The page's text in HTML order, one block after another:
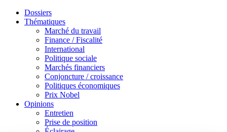
Dossiers
Thématiques
Marché du travail
Finance / Fiscalité
International
Politique sociale
Marchés financiers
Conjoncture / croissance
Politiques économiques
Prix Nobel
Opinions
Entretien
Prise de position